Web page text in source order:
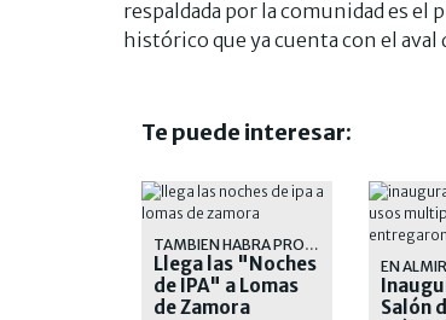
respaldada por la comunidad es
histórico que ya cuenta con el
Te puede interesar:
TAMBIEN HABRA PROMOCIONES EN COMIDAS
Llega las "Noches
de IPA" a Lomas
de Zamora
EN
Salón